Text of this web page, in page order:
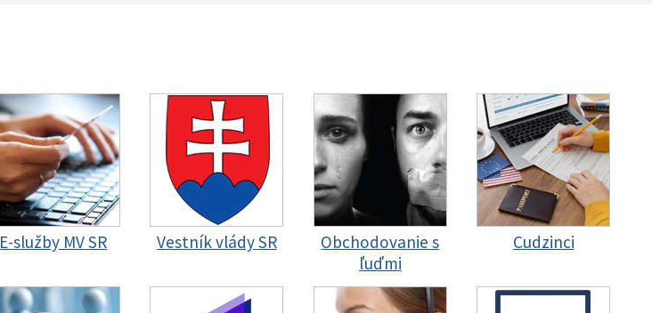
E-služby MV SR Vestník vlády SR
Obchodovanie s
ľuďmi
Cudzinci